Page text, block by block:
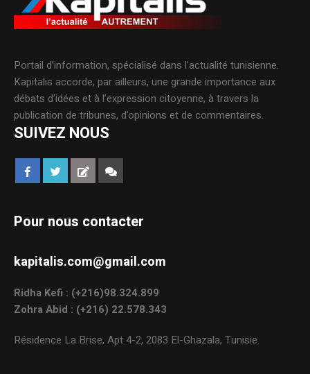
Portail d’information, spécialisé dans l’actualité tunisienne.
Kapitalis accorde, par ailleurs, une grande importance aux
débats d’idées et à l’expression citoyenne, à travers la
publication de tribunes, d’opinions et de commentaires.
SUIVEZ NOUS
Pour nous contacter
kapitalis.com@gmail.com
Ridha Kefi : (+216)98.324.899
Zohra Abid : (+216) 22.578.343
Résidence La Brise, Apt 4-2, 2083 El-Ghazala, Tunisie.